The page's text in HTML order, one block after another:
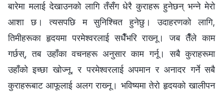
बारेमा मलाई देखाउनको लागि तँसँग धेरै कुराहरू हुनेछन् भन्‍ने मेरो
आशा छ। त्यसपछि म सुनिश्‍चित हुनेछु। उदाहरणको लागि,
तिमीहरूका हृदयमा परमेश्‍वरलाई सधैँभरि राख्‍नू। जब तैँले काम
गर्छस्, तब उहाँका वचनहरू अनुसार काम गर्नू। सबै कुराहरूमा
उहाँको इच्छा खोज्‍नू, र परमेश्‍वरलाई अपमान र अनादर गर्ने सबै
कुराहरूबाट आफूलाई अलग राख्‍नू। भविष्यमा तेरो हृदयको खालीपन